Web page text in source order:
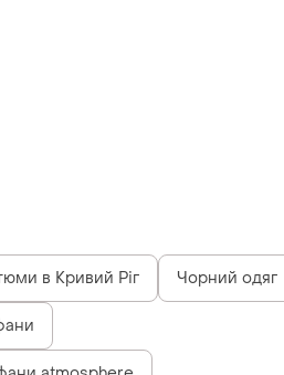
в Кривий Ріг Чорний одяг